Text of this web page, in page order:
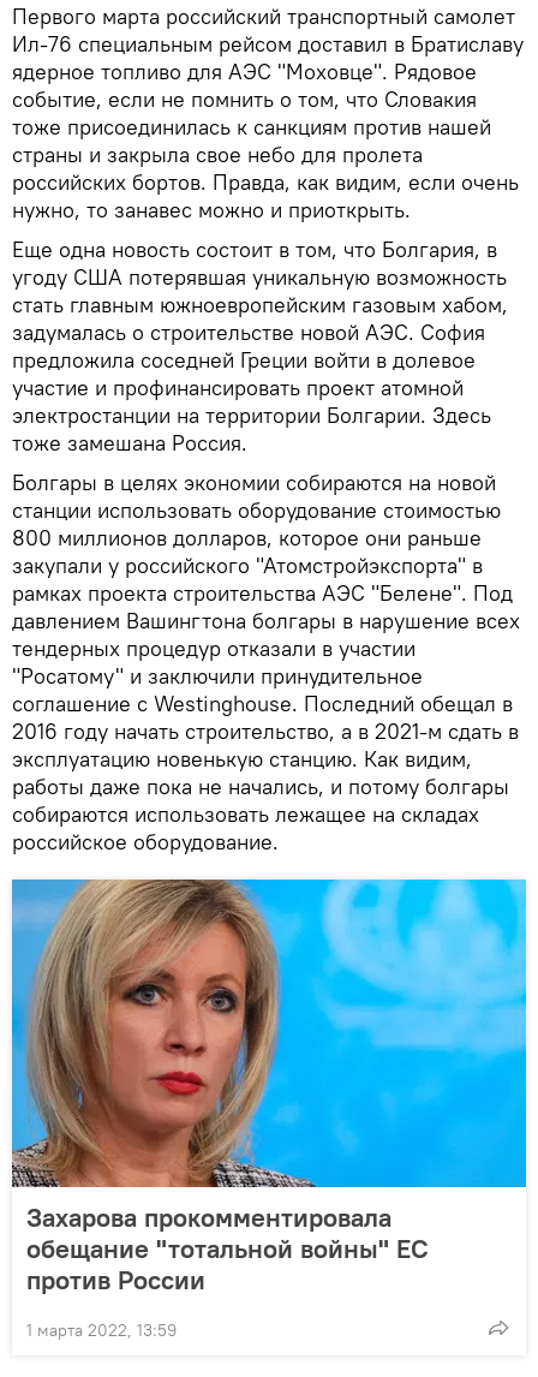
Первого марта российский транспортный самолет
Ил-76 специальным рейсом доставил в Братиславу
ядерное топливо для АЭС "Моховце". Рядовое
событие, если не помнить о том, что Словакия
тоже присоединилась к санкциям против нашей
страны и закрыла свое небо для пролета
российских бортов. Правда, как видим, если очень
нужно, то занавес можно и приоткрыть.
Еще одна новость состоит в том, что Болгария, в
угоду США потерявшая уникальную возможность
стать главным южноевропейским газовым хабом,
задумалась о строительстве новой АЭС. София
предложила соседней Греции войти в долевое
участие и профинансировать проект атомной
электростанции на территории Болгарии. Здесь
тоже замешана Россия.
Болгары в целях экономии собираются на новой
станции использовать оборудование стоимостью
800 миллионов долларов, которое они раньше
закупали у российского "Атомстройэкспорта" в
рамках проекта строительства АЭС "Белене". Под
давлением Вашингтона болгары в нарушение всех
тендерных процедур отказали в участии
"Росатому" и заключили принудительное
соглашение с Westinghouse. Последний обещал в
2016 году начать строительство, а в 2021-м сдать в
эксплуатацию новенькую станцию. Как видим,
работы даже пока не начались, и потому болгары
собираются использовать лежащее на складах
российское оборудование.
Захарова прокомментировала
обещание "тотальной войны" ЕС
против России
1 марта 2022, 13:59